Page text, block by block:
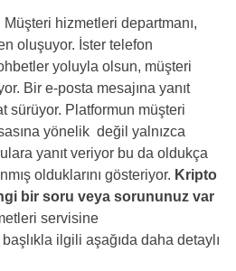
Müşteri hizmetleri departmanı,
oluşuyor. İster telefon
yoluyla olsun, müşteri
Bir e-posta mesajına yanıt
sürüyor. Platformun müşteri
yönelik değil yalnızca
yanıt veriyor bu da oldukça
olduklarını gösteriyor. Kripto
bir soru veya sorununuz var
servisine
ilgili aşağıda daha detaylı